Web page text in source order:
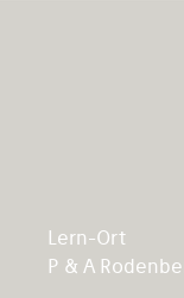
Lern-Ort
P & A